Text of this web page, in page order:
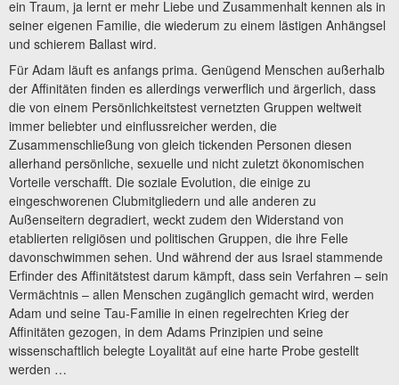
ein Traum, ja lernt er mehr Liebe und Zusammenhalt kennen als in
seiner eigenen Familie, die wiederum zu einem lästigen Anhängsel
und schierem Ballast wird.
Für Adam läuft es anfangs prima. Genügend Menschen außerhalb
der Affinitäten finden es allerdings verwerflich und ärgerlich, dass
die von einem Persönlichkeitstest vernetzten Gruppen weltweit
immer beliebter und einflussreicher werden, die
Zusammenschließung von gleich tickenden Personen diesen
allerhand persönliche, sexuelle und nicht zuletzt ökonomischen
Vorteile verschafft. Die soziale Evolution, die einige zu
eingeschworenen Clubmitgliedern und alle anderen zu
Außenseitern degradiert, weckt zudem den Widerstand von
etablierten religiösen und politischen Gruppen, die ihre Felle
davonschwimmen sehen. Und während der aus Israel stammende
Erfinder des Affinitätstest darum kämpft, dass sein Verfahren – sein
Vermächtnis – allen Menschen zugänglich gemacht wird, werden
Adam und seine Tau-Familie in einen regelrechten Krieg der
Affinitäten gezogen, in dem Adams Prinzipien und seine
wissenschaftlich belegte Loyalität auf eine harte Probe gestellt
werden …